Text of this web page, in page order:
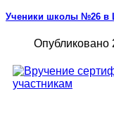
Ученики школы №26 в
Опубликовано